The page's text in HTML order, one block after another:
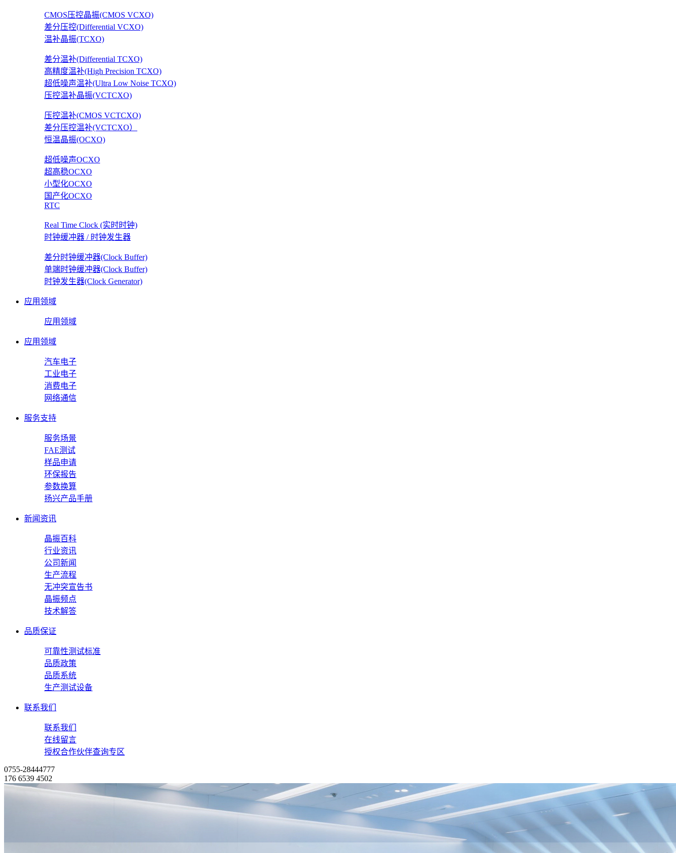
CMOS压控晶振(CMOS VCXO)
差分压控(Differential VCXO)
温补晶振(TCXO)
差分温补(Differential TCXO)
高精度温补(High Precision TCXO)
超低噪声温补(Ultra Low Noise TCXO)
压控温补晶振(VCTCXO)
压控温补(CMOS VCTCXO)
差分压控温补(VCTCXO）
恒温晶振(OCXO)
超低噪声OCXO
超高稳OCXO
小型化OCXO
国产化OCXO
RTC
Real Time Clock (实时时钟)
时钟缓冲器 / 时钟发生器
差分时钟缓冲器(Clock Buffer)
单端时钟缓冲器(Clock Buffer)
时钟发生器(Clock Generator)
应用领域
应用领域
应用领域
汽车电子
工业电子
消费电子
网络通信
服务支持
服务场景
FAE测试
样品申请
环保报告
参数换算
扬兴产品手册
新闻资讯
晶振百科
行业资讯
公司新闻
生产流程
无冲突宣告书
晶振频点
技术解答
品质保证
可靠性测试标准
品质政策
品质系统
生产测试设备
联系我们
联系我们
在线留言
授权合作伙伴查询专区
0755-28444777
176 6539 4502